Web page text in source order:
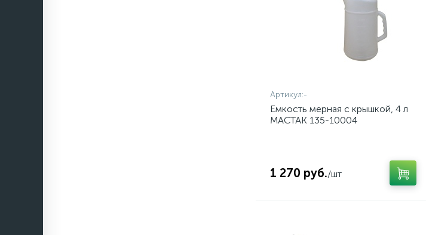
Артикул:-
Емкость мерная с крышкой, 4 л
МАСТАК 135-10004
1 270 руб./шт